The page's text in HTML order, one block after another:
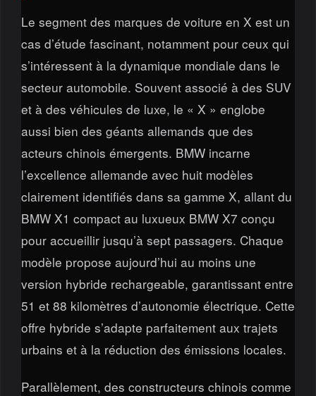
Le segment des marques de voiture en X est un
cas d’étude fascinant, notamment pour ceux qui
s’intéressent à la dynamique mondiale dans le
secteur automobile. Souvent associé à des SUV
et à des véhicules de luxe, le « X » englobe
aussi bien des géants allemands que des
acteurs chinois émergents. BMW incarne
l’excellence allemande avec huit modèles
clairement identifiés dans sa gamme X, allant du
BMW X1 compact au luxueux BMW X7 conçu
pour accueillir jusqu’à sept passagers. Chaque
modèle propose aujourd’hui au moins une
version hybride rechargeable, garantissant entre
51 et 88 kilomètres d’autonomie électrique. Cette
offre hybride s’adapte parfaitement aux trajets
urbains et à la réduction des émissions locales.
Parallèlement, des constructeurs chinois comme